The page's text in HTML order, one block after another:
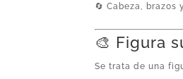
🔄 Cabeza,
🎨 Figura
Se trata de una